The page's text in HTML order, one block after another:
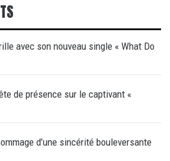
avec son nouveau single « What Do
de présence sur le captivant «
d’une sincérité bouleversante